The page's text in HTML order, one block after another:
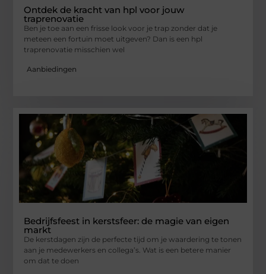
Ontdek de kracht van hpl voor jouw
traprenovatie
Ben je toe aan een frisse look voor je trap zonder dat je
meteen een fortuin moet uitgeven? Dan is een hpl
traprenovatie misschien wel
Aanbiedingen
Bedrijfsfeest in kerstsfeer: de magie van eigen
markt
De kerstdagen zijn de perfecte tijd om je waardering te tonen
aan je medewerkers en collega’s. Wat is een betere manier
om dat te doen